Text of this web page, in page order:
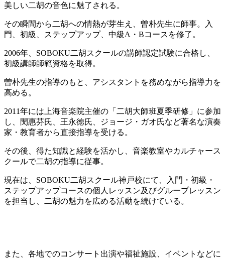
美しい二胡の音色に魅了される。
その瞬間から二胡への情熱が芽生え、曽朴先生に師事。入
門、初級、ステップアップ、中級A・Bコースを修了。
2006年、SOBOKU二胡スクールの講師認定試験に合格し、
初級講師師範資格を取得。
曽朴先生の指導のもと、アシスタントを務めながら指導力を
高める。
2011年には上海音楽院主催の「二胡大師班夏季研修」に参加
し、閔惠芬氏、王永徳氏、ジョージ・ガオ氏など著名な演奏
家・教育者から直接指導を受ける。
その後、得た知識と経験を活かし、音楽教室やカルチャース
クールで二胡の指導に従事。
現在は、SOBOKU二胡スクール神戸校にて、入門・初級・
ステップアップコースの個人レッスン及びグループレッスン
を担当し、二胡の魅力を広める活動を続けている。
また、各地でのコンサート出演や福祉施設、イベントなどに